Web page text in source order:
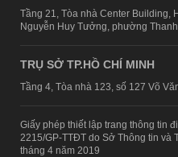
Tầng 21, Tòa nhà Center Building,
Nguyễn Huy Tưởng, phường
TRỤ SỞ TP.HỒ CHÍ MINH
Tầng 4, Tòa nhà 123, số 127 Võ
Giấy phép thiết lập trang thông tin
2215/GP-TTĐT do Sở Thông tin và
tháng 4 năm 2019